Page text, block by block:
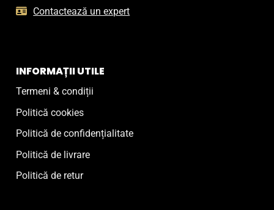
Contactează un expert
INFORMAȚII UTILE
Termeni & condiții
Politică cookies
Politică de confidențialitate
Politică de livrare
Politică de retur